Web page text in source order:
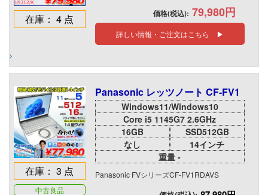
在庫： 4 点 価格(税込): 79,980円
詳しい情報・ご注文はこちら ▶
在庫： 3 点
中古良品
Panasonic レッツノート CF-FV1
Windows11/Windows10
Core i5 1145G7 2.6GHz
16GB
SSD512GB
なし
14インチ
重量 -
Panasonic FVシリーズCF-FV1RDAVS